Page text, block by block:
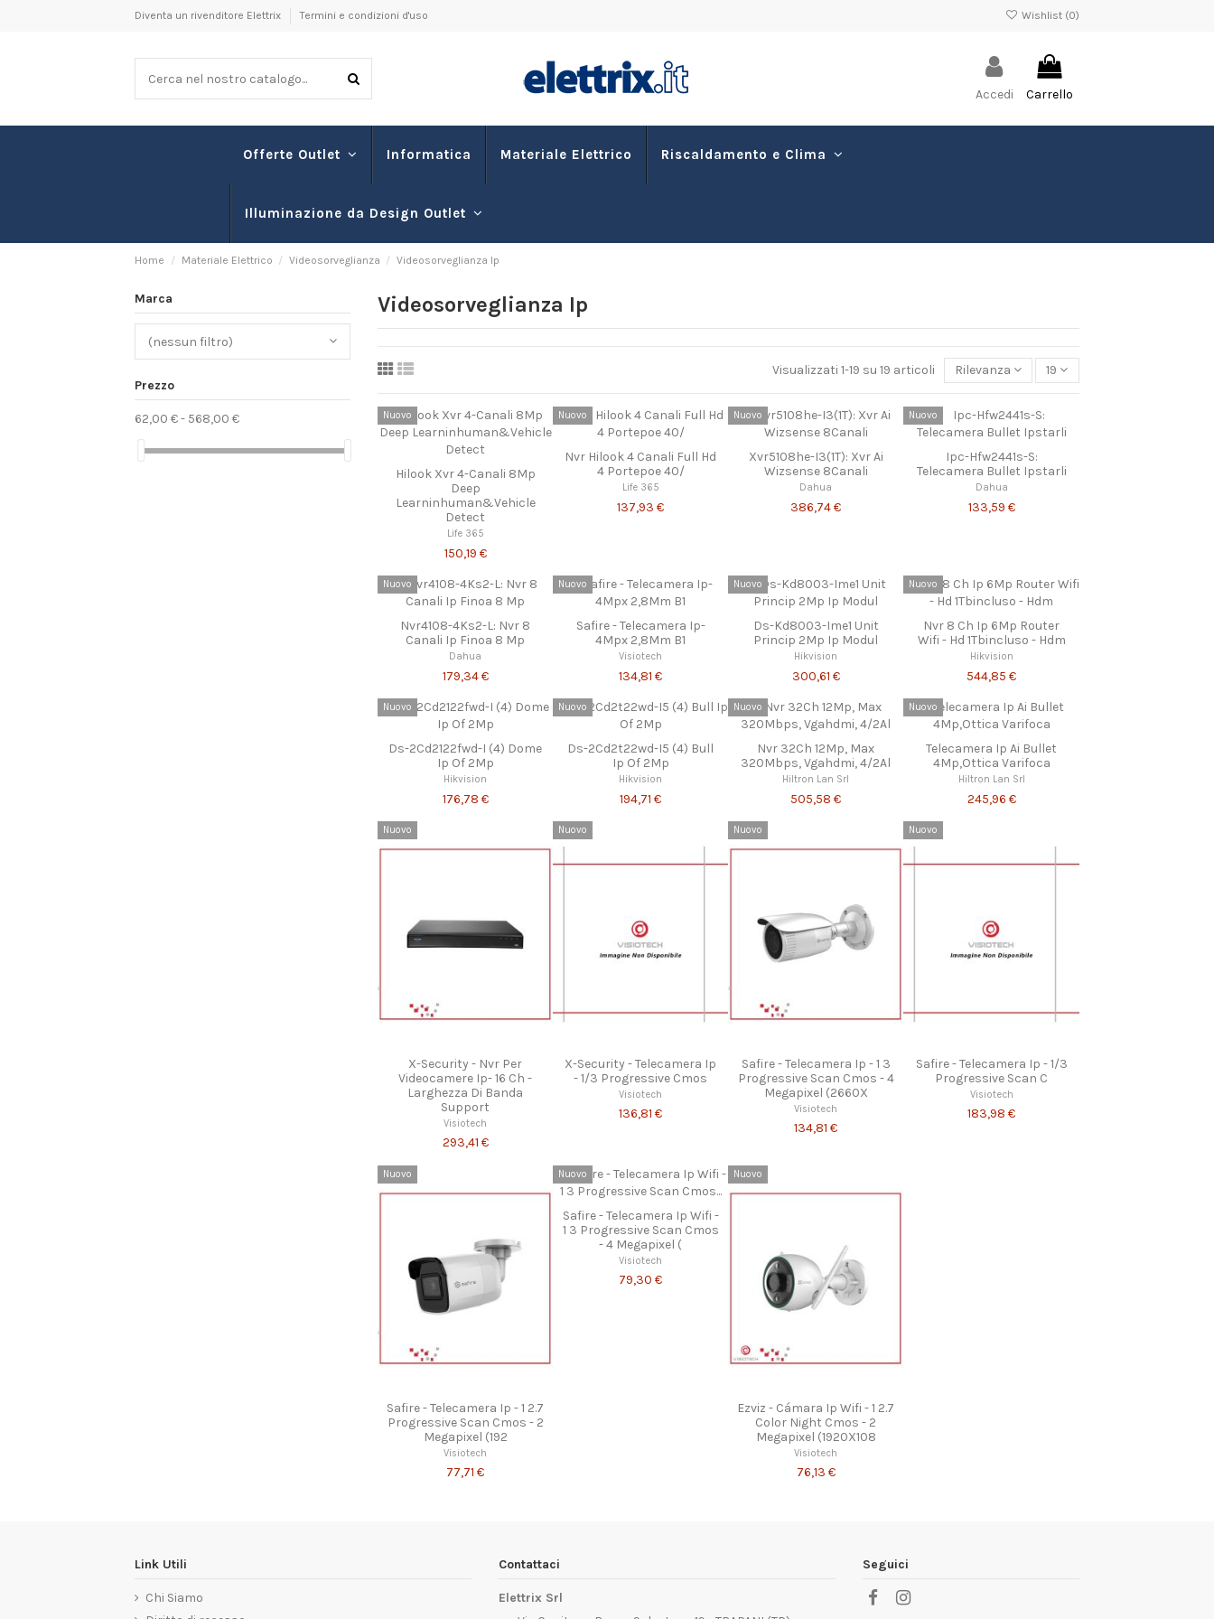
Diventa un rivenditore Elettrix Termini e condizioni d'uso Wishlist (0)
Accedi Carrello
Offerte Outlet Informatica Materiale Elettrico Riscaldamento e Clima
Illuminazione da Design Outlet
Home Materiale Elettrico Videosorveglianza Videosorveglianza Ip
Videosorveglianza Ip
Visualizzati 1-19 su 19 articoli Rilevanza 19
Nuovo
Hilook Xvr 4-Canali 8Mp
Deep
Learninhuman&Vehicle
Detect
Life 365
150,19 €
Nuovo
Nvr Hilook 4 Canali Full Hd
4 Portepoe 40/
Life 365
137,93 €
Nuovo
Xvr5108he-I3(1T): Xvr Ai
Wizsense 8Canali
Dahua
386,74 €
Nuovo
Ipc-Hfw2441s-S:
Telecamera Bullet Ipstarli
Dahua
133,59 €
Nuovo
Nvr4108-4Ks2-L: Nvr 8
Canali Ip Finoa 8 Mp
Dahua
179,34 €
Nuovo
Safire - Telecamera Ip-
4Mpx 2,8Mm B1
Visiotech
134,81 €
Nuovo
Ds-Kd8003-Ime1 Unit
Princip 2Mp Ip Modul
Hikvision
300,61 €
Nuovo
Nvr 8 Ch Ip 6Mp Router
Wifi - Hd 1Tbincluso - Hdm
Hikvision
544,85 €
Nuovo
Ds-2Cd2122fwd-I (4) Dome
Ip Of 2Mp
Hikvision
176,78 €
Nuovo
Ds-2Cd2t22wd-I5 (4) Bull
Ip Of 2Mp
Hikvision
194,71 €
Nuovo
Nvr 32Ch 12Mp, Max
320Mbps, Vgahdmi, 4/2Al
Hiltron Lan Srl
505,58 €
Nuovo
Telecamera Ip Ai Bullet
4Mp,Ottica Varifoca
Hiltron Lan Srl
245,96 €
Nuovo
X-Security - Nvr Per
Videocamere Ip- 16 Ch -
Larghezza Di Banda
Support
Visiotech
293,41 €
Nuovo
X-Security - Telecamera Ip
- 1/3 Progressive Cmos
Visiotech
136,81 €
Nuovo
Safire - Telecamera Ip - 1 3
Progressive Scan Cmos - 4
Megapixel (2660X
Visiotech
134,81 €
Nuovo
Safire - Telecamera Ip - 1/3
Progressive Scan C
Visiotech
183,98 €
Nuovo
Safire - Telecamera Ip - 1 2.7
Progressive Scan Cmos - 2
Megapixel (192
Visiotech
77,71 €
Nuovo
Safire - Telecamera Ip Wifi -
1 3 Progressive Scan Cmos
- 4 Megapixel (
Visiotech
79,30 €
Nuovo
Ezviz - Cámara Ip Wifi - 1 2.7
Color Night Cmos - 2
Megapixel (1920X108
Visiotech
76,13 €
Marca
(nessun filtro)
Prezzo
62,00 € - 568,00 €
Link Utili
Chi Siamo
Contattaci
Elettrix Srl
Seguici